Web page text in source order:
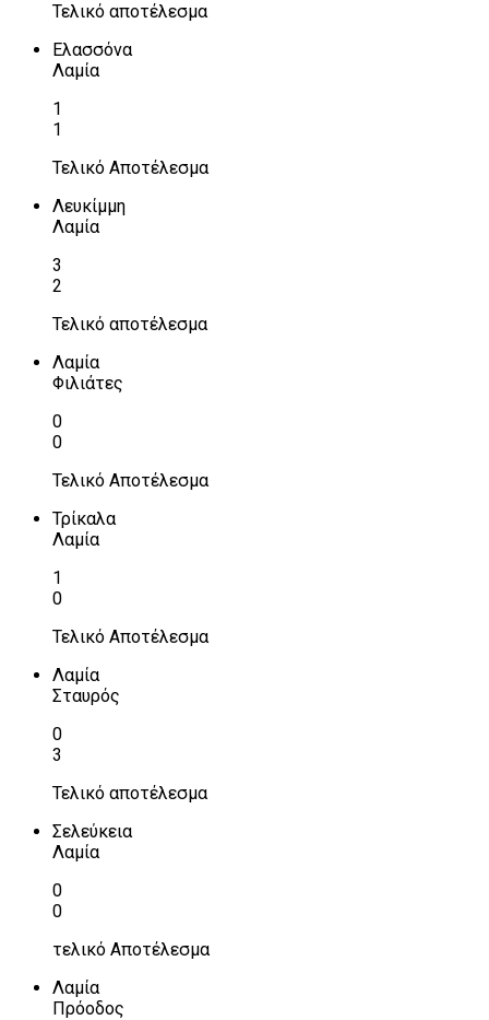
Τελικό αποτέλεσμα
Ελασσόνα
Λαμία
1
1
Τελικό Αποτέλεσμα
Λευκίμμη
Λαμία
3
2
Τελικό αποτέλεσμα
Λαμία
Φιλιάτες
0
0
Τελικό Αποτέλεσμα
Τρίκαλα
Λαμία
1
0
Τελικό Αποτέλεσμα
Λαμία
Σταυρός
0
3
Τελικό αποτέλεσμα
Σελεύκεια
Λαμία
0
0
τελικό Αποτέλεσμα
Λαμία
Πρόοδος